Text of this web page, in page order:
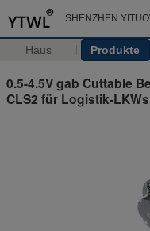
SHENZHEN
Haus Produkte
0.5-4.5V gab Cuttable
CLS2 für Logistik-